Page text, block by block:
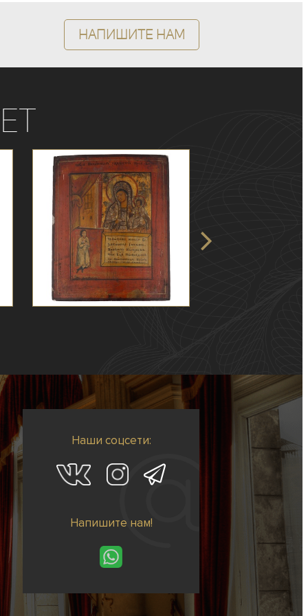
Напишите нам
Наши соцсети:
Напишите нам!